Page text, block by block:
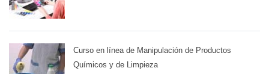
Curso en línea de Manipulación de Productos
Químicos y de Limpieza